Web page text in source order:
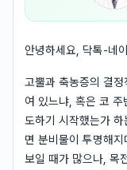
안녕하세요, 닥톡-네
고뿔과 축농증의 결
여 있느냐, 혹은 코
도하기 시작했는가
면 분비물이 투명해
보일 때가 많으나, 목